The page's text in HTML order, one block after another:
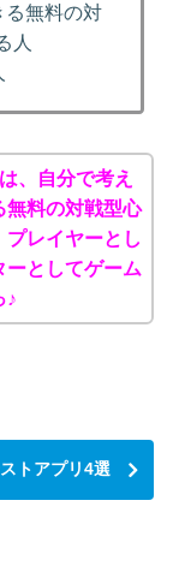
る無料の対
人
、自分で考え
無料の対戦型心
レイヤーとし
ーとしてゲーム
♪
トアプリ4選